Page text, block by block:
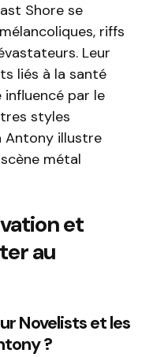
Shore se
riffs
Leur
liés à la santé
par le
styles
Antony illustre
métal
et
au
Novelists et les
?